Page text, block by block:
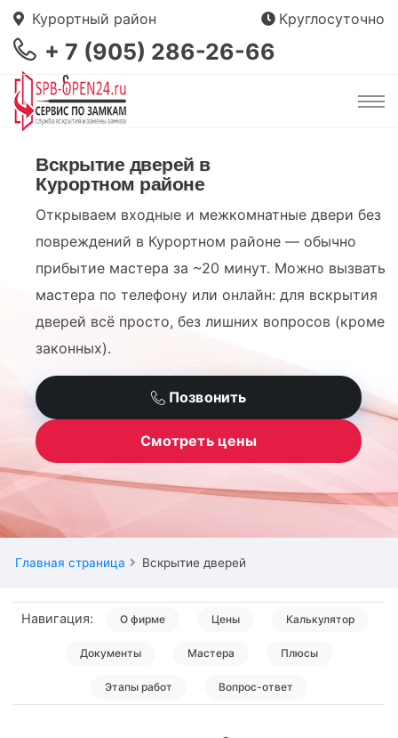
Курортный район Круглосуточно
+ 7 (905) 286-26-66
Вскрытие дверей в
Курортном районе
Открываем входные и межкомнатные двери без
повреждений в Курортном районе — обычно
прибытие мастера за ~20 минут. Можно вызвать
мастера по телефону или онлайн: для вскрытия
дверей всё просто, без лишних вопросов (кроме
законных).
Позвонить
Смотреть цены
Главная страница Вскрытие дверей
Навигация: О фирме Цены Калькулятор
Документы Мастера Плюсы
Этапы работ Вопрос-ответ